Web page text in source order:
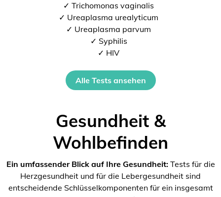
✓ Trichomonas vaginalis
✓ Ureaplasma urealyticum
✓ Ureaplasma parvum
✓ Syphilis
✓ HIV
Alle Tests ansehen
Gesundheit &
Wohlbefinden
Ein umfassender Blick auf Ihre Gesundheit:Tests für die
Herzgesundheit und für die Lebergesundheit sind
entscheidende Schlüsselkomponenten für ein insgesamt